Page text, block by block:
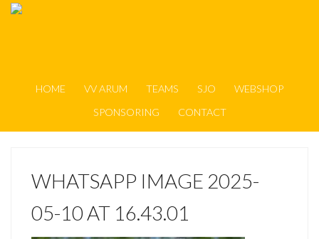
HOME VV ARUM TEAMS SJO
WEBSHOP
SPONSORING
CONTACT
WHATSAPP IMAGE 2025-
05-10 AT 16.43.01